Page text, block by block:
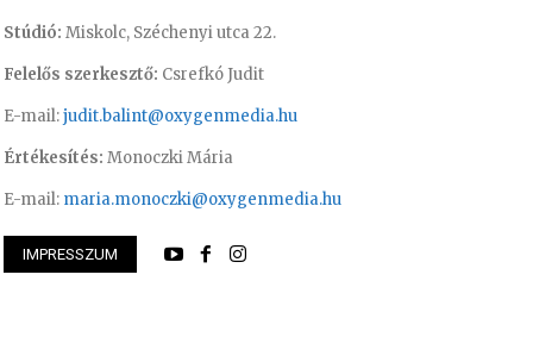
– sales manager
Stúdió: Miskolc, Széchenyi utca 22.
Felelős szerkesztő: Csrefkó Judit
E-mail:judit.balint@oxygenmedia.hu
Értékesítés: Monoczki Mária
E-mail: maria.monoczki@oxygenmedia.hu
IMPRESSZUM